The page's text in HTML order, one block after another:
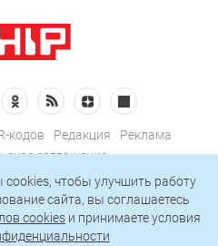
кодов Редакция
Реклама
соглашение
на рассылку
чтобы улучшить работу
сайта, вы соглашаетесь
cookies и принимаете условия